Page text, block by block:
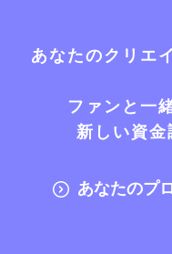
あなたのクリエ
ファンと一
新しい資
あなたのプ